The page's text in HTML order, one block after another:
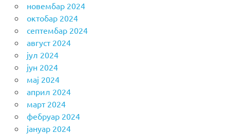
новембар 2024
октобар 2024
септембар 2024
август 2024
јул 2024
јун 2024
мај 2024
април 2024
март 2024
фебруар 2024
јануар 2024